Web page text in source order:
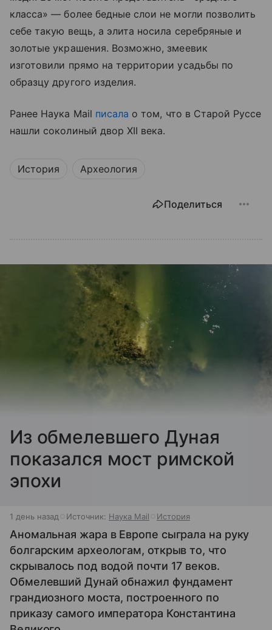
класса» — более бедные слои не могли позволить
себе такую вещь, а элита носила серебряные и
золотые украшения. Возможно, змеевик
изготовили прямо на территории усадьбы по
образцу другого изделия.
Ранее Наука Mail писала о том, что в Старой Руссе
нашли соколиный двор XII века.
История Археология
Поделиться
Из обмелевшего Дуная
показался мост римской
эпохи
1 день назад Источник: Наука Mail История
Аномальная жара в Европе сыграла на руку
болгарским археологам, открыв то, что
скрывалось под водой почти 17 веков.
Обмелевший Дунай обнажил фундамент
грандиозного моста, построенного по
приказу самого императора Константина